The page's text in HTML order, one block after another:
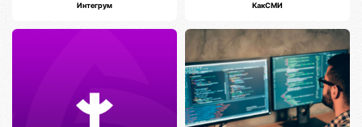
Интегрум КакСМИ